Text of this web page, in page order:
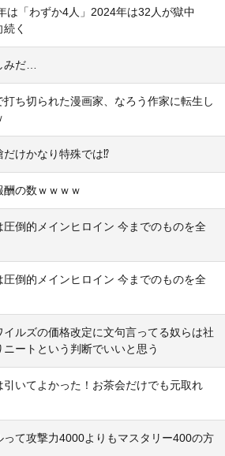
は「わずか4人」2024年は32人が獄中
く
みだ…
打ち切られた漫画家、なろう作家に転生し
だけかなり特殊では⁉
酬の数ｗｗｗｗ
圧倒的メインヒロイン 今までのものを全
圧倒的メインヒロイン 今までのものを全
イルズの価格改定に文句言ってる奴らは社
ートという判断でいいと思う
引いてよかった！お茶会だけでも元取れ
って攻撃力4000よりもマスタリー400の方